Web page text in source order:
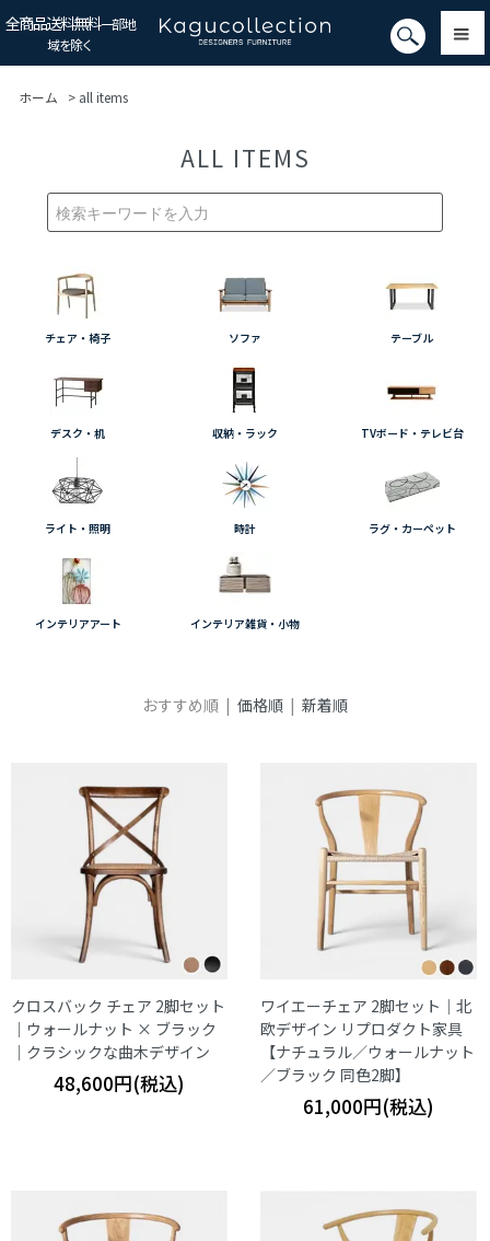
全商品送料無料一部地
域を除く
ホーム > all items
ALL ITEMS
チェア・椅子 ソファ テーブル
デスク・机 収納・ラック TVボード・テレビ台
ライト・照明 時計 ラグ・カーペット
インテリアアート インテリア雑貨・小物
おすすめ順 | 価格順 | 新着順
クロスバック チェア 2脚セット
｜ウォールナット × ブラック
｜クラシックな曲木デザイン
48,600円(税込)
ワイエーチェア 2脚セット｜北
欧デザイン リプロダクト家具
【ナチュラル／ウォールナット
／ブラック 同色2脚】
61,000円(税込)